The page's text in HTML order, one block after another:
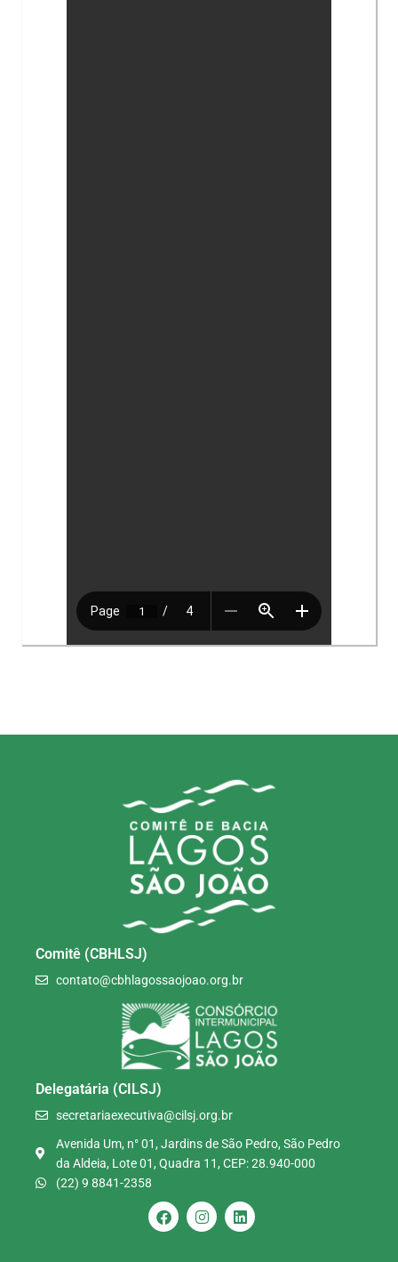
Comitê (CBHLSJ)
contato@cbhlagossaojoao.org.br
Delegatária (CILSJ)
secretariaexecutiva@cilsj.org.br
Avenida Um, n° 01, Jardins de São Pedro, São Pedro
da Aldeia, Lote 01, Quadra 11, CEP: 28.940-000
(22) 9 8841-2358